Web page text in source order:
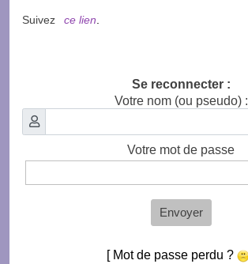
Suivez ce lien
Se reconnecter :
Votre nom (ou pseudo) :
Votre mot de passe
Envoyer
[ Mot de passe perdu ?